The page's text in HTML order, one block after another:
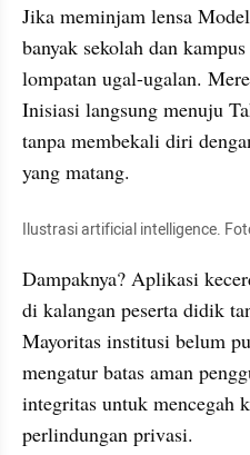
Jika meminjam lensa
banyak sekolah dan
lompatan ugal-ugalan.
Inisiasi langsung menuju
tanpa membekali diri
yang matang.
Ilustrasi artificial intelligence.
Dampaknya? Aplikasi
di kalangan peserta didik
Mayoritas institusi belum
mengatur batas aman
integritas untuk mencegah
perlindungan privasi.